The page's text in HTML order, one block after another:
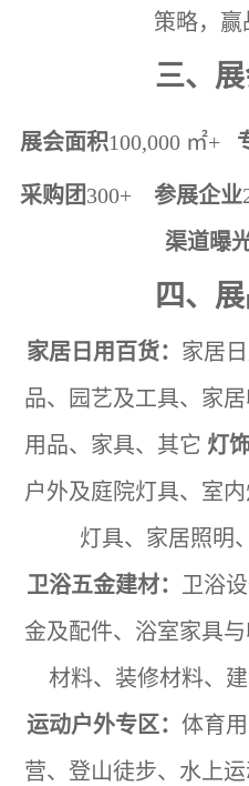
策略，赢
三、
展会面积100,000 ㎡+
采购团300+ 参展企业
渠道曝
四、
家居日用百货： 家居
品、园艺及工具、家
用品、家具、其它 灯
户外及庭院灯具、室
灯具、家居照明
卫浴五金建材： 卫浴
金及配件、浴室家具
材料、装修材料、
运动户外专区： 体育
营、登山徒步、水上运